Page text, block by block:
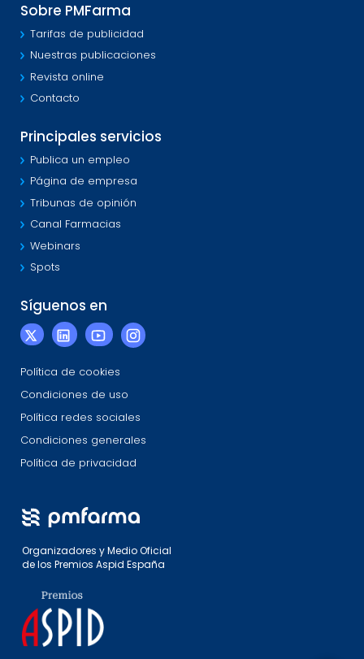
Sobre PMFarma
Tarifas de publicidad
Nuestras publicaciones
Revista online
Contacto
Principales servicios
Publica un empleo
Página de empresa
Tribunas de opinión
Canal Farmacias
Webinars
Spots
Síguenos en
Política de cookies
Condiciones de uso
Política redes sociales
Condiciones generales
Política de privacidad
Organizadores y Medio Oficial
de los Premios Aspid España